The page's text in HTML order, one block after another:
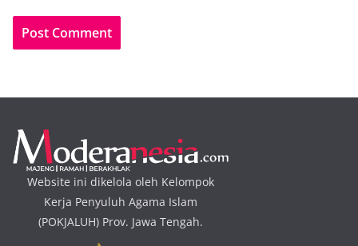
Website ini dikelola oleh Kelompok
Kerja Penyuluh Agama Islam
(POKJALUH) Prov. Jawa Tengah.